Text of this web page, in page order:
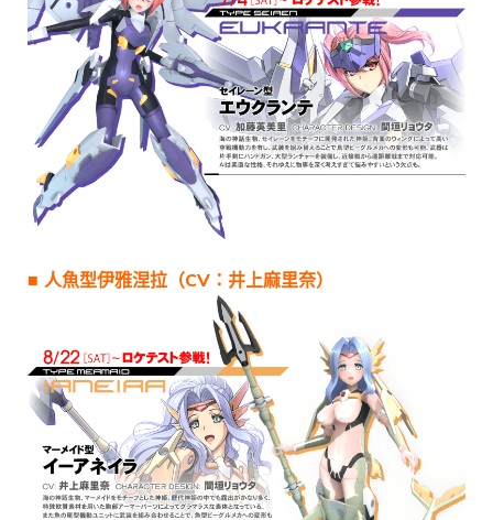
■ 人魚型伊雅涅拉（CV：井上麻里奈）